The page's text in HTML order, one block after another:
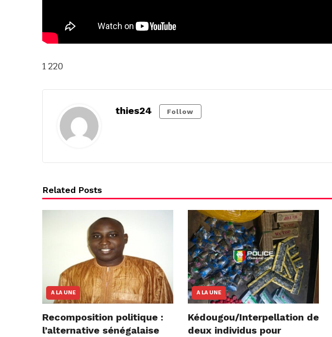
1 220
thies24 Follow
Related Posts
A LA UNE
Recomposition politique :
l’alternative sénégalaise
A LA UNE
Kédougou/Interpellation de
deux individus pour